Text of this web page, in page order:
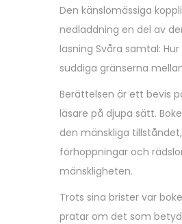
Den känslomässiga
nedladdning en del av
läsning Svåra samtal:
suddiga gränserna
Berättelsen är ett bevis
läsare på djupa sätt.
den mänskliga
förhoppningar och
mänskligheten.
Trots sina brister var
pratar om det som